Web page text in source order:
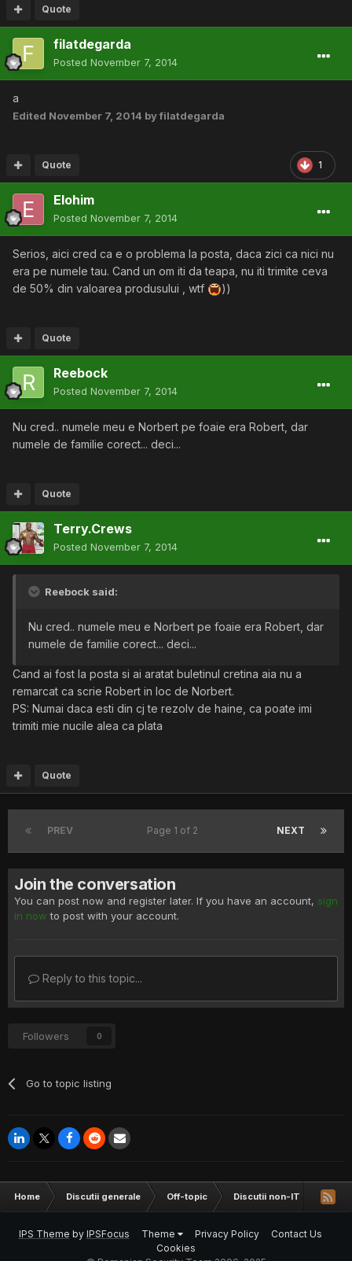
Quote
filatdegarda
Posted November 7, 2014
a
Edited November 7, 2014 by filatdegarda
1
Quote
Elohim
Posted November 7, 2014
Serios, aici cred ca e o problema la posta, daca zici ca nici nu
era pe numele tau. Cand un om iti da teapa, nu iti trimite ceva
de 50% din valoarea produsului , wtf
))
Quote
Reebock
Posted November 7, 2014
Nu cred.. numele meu e Norbert pe foaie era Robert, dar
numele de familie corect... deci...
Quote
Terry.Crews
Posted November 7, 2014
Reebock said:
Nu cred.. numele meu e Norbert pe foaie era Robert, dar
numele de familie corect... deci...
Cand ai fost la posta si ai aratat buletinul cretina aia nu a
remarcat ca scrie Robert in loc de Norbert.
PS: Numai daca esti din cj te rezolv de haine, ca poate imi
trimiti mie nucile alea ca plata
Quote
PREV NEXT
Page 1 of 2
Join the conversation
You can post now and register later. If you have an account, sign
in now to post with your account.
Reply to this topic...
Followers 0
Go to topic listing
Home Discutii generale Off-topic Discutii non-IT
IPS Theme by IPSFocus Theme Privacy Policy
Contact Us
Cookies